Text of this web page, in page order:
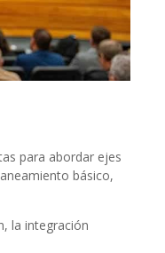
para abordar ejes
básico,
la integración